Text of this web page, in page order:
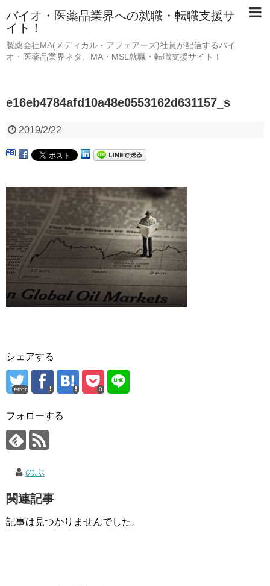
バイオ・医薬品業界への就職・転職支援サ
イト！
製薬会社MA(メディカル・アフェアーズ)社員が配信するバイ
オ・医薬品業界ネタ、MA・MSL就職・転職支援サイト！
e16eb4784afd10a48e0553162d631157_s
2019/2/22
シェアする
error 0
フォローする
のぶ
関連記事
記事は見つかりませんでした。